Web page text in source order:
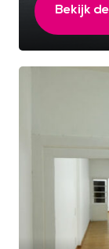
Bekijk